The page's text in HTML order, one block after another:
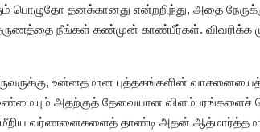
பொழுதோ தனக்கானது என்றறிந்து, அதை
தருணத்தை நீங்கள் கண்முன் காண்பீர்கள். விவரிக்க
உன்னதமான புத்தகங்களின் வாசனையைத்
அதற்குத் தேவையான விளம்பரங்களைச்
மீறிய வர்ணனைகளைத் தாண்டி அதன்